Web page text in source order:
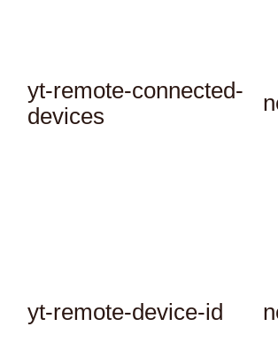
yt-remote-connected-
devices
yt-remote-device-id